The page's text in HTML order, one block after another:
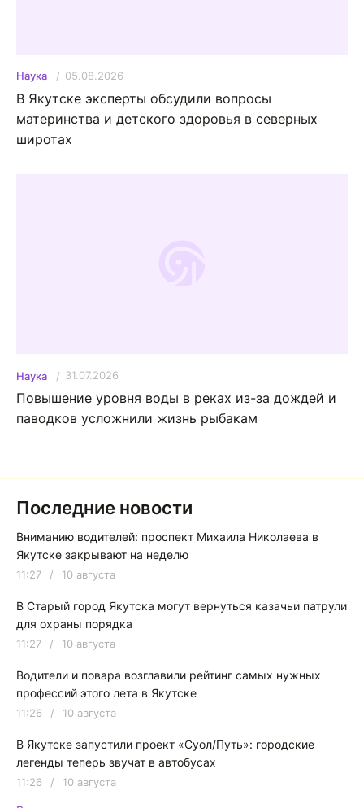
Наука 05.08.2026
В Якутске эксперты обсудили вопросы
материнства и детского здоровья в северных
широтах
Наука 31.07.2026
Повышение уровня воды в реках из-за дождей и
паводков усложнили жизнь рыбакам
Последние новости
Вниманию водителей: проспект Михаила Николаева в
Якутске закрывают на неделю
11:27 / 10 августа
В Старый город Якутска могут вернуться казачьи патрули
для охраны порядка
11:27 / 10 августа
Водители и повара возглавили рейтинг самых нужных
профессий этого лета в Якутске
11:26 / 10 августа
В Якутске запустили проект «Суол/Путь»: городские
легенды теперь звучат в автобусах
11:26 / 10 августа